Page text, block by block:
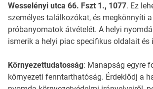
Wesselényi utca 66. Fszt 1., 1077. Ez
személyes találkozókat, és megkönnyíti
próbanyomatok átvételét. A helyi
ismerik a helyi piac specifikus oldalait és
Környezettudatosság: Manapság egyre
környezeti fenntarthatóság. Érdeklődj a